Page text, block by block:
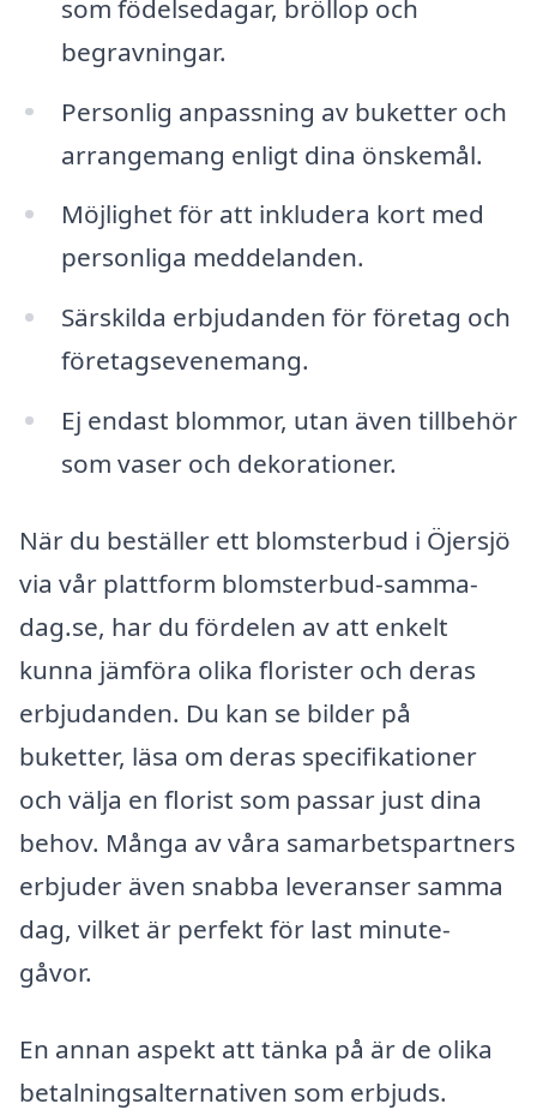
som födelsedagar, bröllop och
begravningar.
Personlig anpassning av buketter och
arrangemang enligt dina önskemål.
Möjlighet för att inkludera kort med
personliga meddelanden.
Särskilda erbjudanden för företag och
företagsevenemang.
Ej endast blommor, utan även tillbehör
som vaser och dekorationer.
När du beställer ett blomsterbud i Öjersjö
via vår plattform blomsterbud-samma-
dag.se, har du fördelen av att enkelt
kunna jämföra olika florister och deras
erbjudanden. Du kan se bilder på
buketter, läsa om deras specifikationer
och välja en florist som passar just dina
behov. Många av våra samarbetspartners
erbjuder även snabba leveranser samma
dag, vilket är perfekt för last minute-
gåvor.
En annan aspekt att tänka på är de olika
betalningsalternativen som erbjuds.